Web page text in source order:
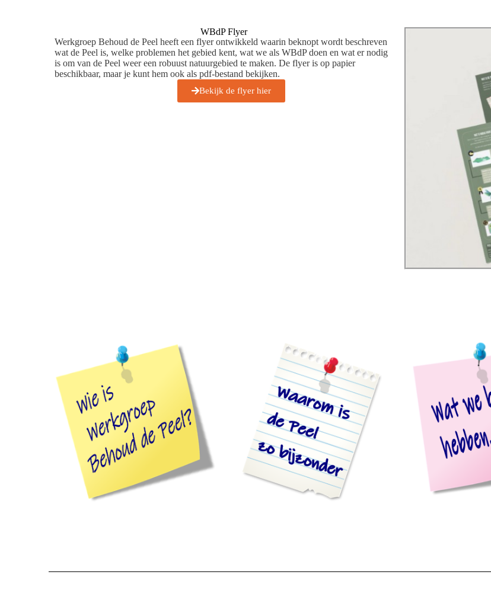
WBdP Flyer
Werkgroep Behoud de Peel heeft een flyer ontwikkeld waarin beknopt wordt beschreven
wat de Peel is, welke problemen het gebied kent, wat we als WBdP doen en wat er nodig
is om van de Peel weer een robuust natuurgebied te maken. De flyer is op papier
beschikbaar, maar je kunt hem ook als pdf-bestand bekijken.
Bekijk de flyer hier